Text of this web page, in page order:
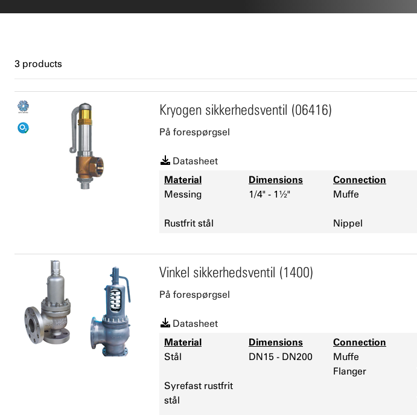
3 products
Kryogen sikkerhedsventil (06416)
På forespørgsel
Datasheet
Material
Messing
Rustfrit stål
Dimensions
1/4" - 1½"
Connection
Muffe
Nippel
Vinkel sikkerhedsventil (1400)
På forespørgsel
Datasheet
Material
Stål
Syrefast rustfrit
stål
Dimensions
DN15 - DN200
Connection
Muffe
Flanger